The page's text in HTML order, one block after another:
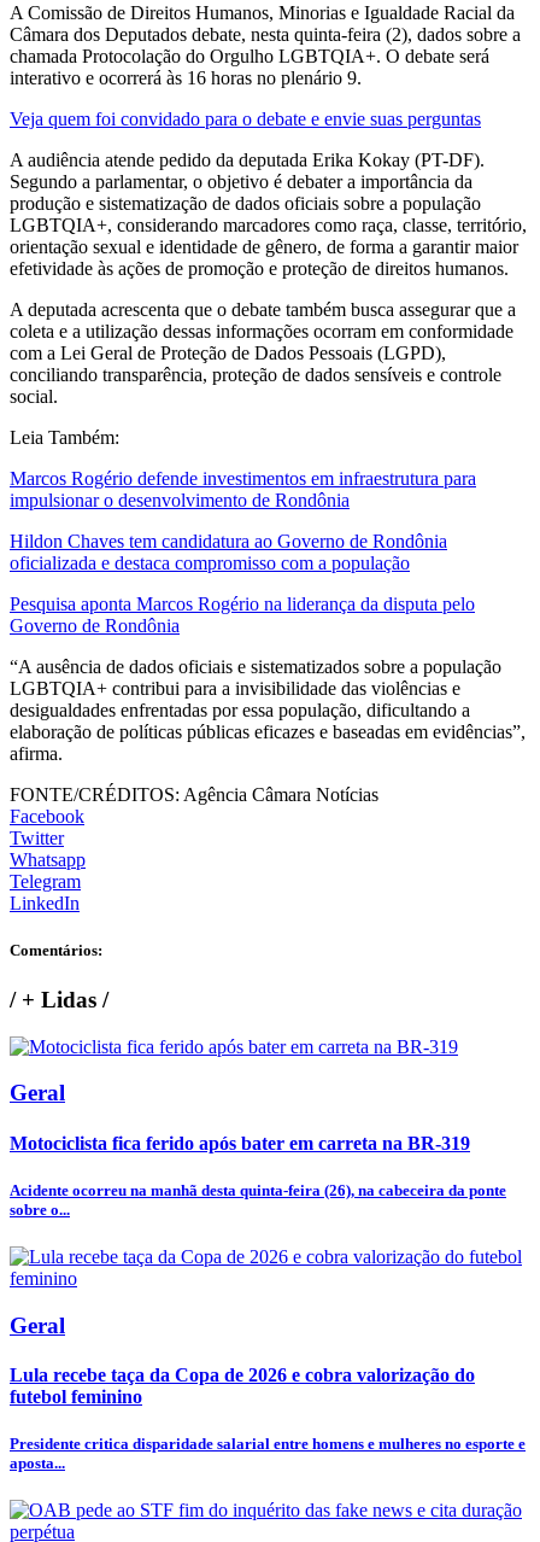
A Comissão de Direitos Humanos, Minorias e Igualdade Racial da
Câmara dos Deputados debate, nesta quinta-feira (2), dados sobre a
chamada Protocolação do Orgulho LGBTQIA+. O debate será
interativo e ocorrerá às 16 horas no plenário 9.
Veja quem foi convidado para o debate e envie suas perguntas
A audiência atende pedido da deputada Erika Kokay (PT-DF).
Segundo a parlamentar, o objetivo é debater a importância da
produção e sistematização de dados oficiais sobre a população
LGBTQIA+, considerando marcadores como raça, classe, território,
orientação sexual e identidade de gênero, de forma a garantir maior
efetividade às ações de promoção e proteção de direitos humanos.
A deputada acrescenta que o debate também busca assegurar que a
coleta e a utilização dessas informações ocorram em conformidade
com a Lei Geral de Proteção de Dados Pessoais (LGPD),
conciliando transparência, proteção de dados sensíveis e controle
social.
Leia Também:
Marcos Rogério defende investimentos em infraestrutura para
impulsionar o desenvolvimento de Rondônia
Hildon Chaves tem candidatura ao Governo de Rondônia
oficializada e destaca compromisso com a população
Pesquisa aponta Marcos Rogério na liderança da disputa pelo
Governo de Rondônia
“A ausência de dados oficiais e sistematizados sobre a população
LGBTQIA+ contribui para a invisibilidade das violências e
desigualdades enfrentadas por essa população, dificultando a
elaboração de políticas públicas eficazes e baseadas em evidências”,
afirma.
FONTE/CRÉDITOS: Agência Câmara Notícias
Facebook
Twitter
Whatsapp
Telegram
LinkedIn
Comentários:
/+ Lidas /
Geral
Motociclista fica ferido após bater em carreta na BR-319
Acidente ocorreu na manhã desta quinta-feira (26), na cabeceira da ponte
sobre o...
Geral
Lula recebe taça da Copa de 2026 e cobra valorização do
futebol feminino
Presidente critica disparidade salarial entre homens e mulheres no esporte e
aposta...